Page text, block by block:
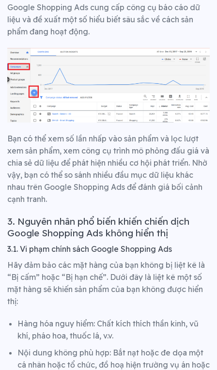
Google Shopping Ads cung cấp công cụ báo cáo dữ
liệu và đề xuất một số hiểu biết sâu sắc về cách sản
phẩm đang hoạt động.
Bạn có thể xem số lần nhấp vào sản phẩm và lọc lượt
xem sản phẩm, xem công cụ trình mô phỏng đấu giá và
chia sẻ dữ liệu để phát hiện nhiều cơ hội phát triển. Nhờ
vậy, bạn có thể so sánh nhiều đầu mục dữ liệu khác
nhau trên Google Shopping Ads để đánh giá bối cảnh
cạnh tranh.
3. Nguyên nhân phổ biến khiến chiến dịch
Google Shopping Ads không hiển thị
3.1. Vi phạm chính sách Google Shopping Ads
Hãy đảm bảo các mặt hàng của bạn không bị liệt kê là
“Bị cấm” hoặc “Bị hạn chế”. Dưới đây là liệt kê một số
mặt hàng sẽ khiến sản phẩm của bạn không được hiển
thị:
Hàng hóa nguy hiểm: Chất kích thích thần kinh, vũ
khí, pháo hoa, thuốc lá, v.v.
Nội dung không phù hợp: Bắt nạt hoặc đe dọa một
cá nhân hoặc tổ chức, đồ hoạ hiện trường vụ án hoặc